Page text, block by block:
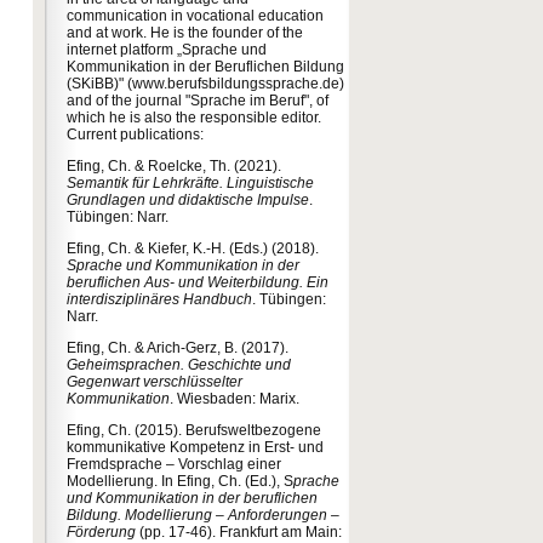
communication in vocational education
and at work. He is the founder of the
internet platform „Sprache und
Kommunikation in der Beruflichen Bildung
(SKiBB)" (www.berufsbildungssprache.de)
and of the journal "Sprache im Beruf", of
which he is also the responsible editor.
Current publications:
Efing, Ch. & Roelcke, Th. (2021).
Semantik für Lehrkräfte. Linguistische
Grundlagen und didaktische Impulse.
Tübingen: Narr.
Efing, Ch. & Kiefer, K.-H. (Eds.) (2018).
Sprache und Kommunikation in der
beruflichen Aus‐ und Weiterbildung. Ein
interdisziplinäres Handbuch. Tübingen:
Narr.
Efing, Ch. & Arich-Gerz, B. (2017).
Geheimsprachen. Geschichte und
Gegenwart verschlüsselter
Kommunikation. Wiesbaden: Marix.
Efing, Ch. (2015). Berufsweltbezogene
kommunikative Kompetenz in Erst- und
Fremdsprache – Vorschlag einer
Modellierung. In Efing, Ch. (Ed.), Sprache
und Kommunikation in der beruflichen
Bildung. Modellierung – Anforderungen –
Förderung (pp. 17-46). Frankfurt am Main: